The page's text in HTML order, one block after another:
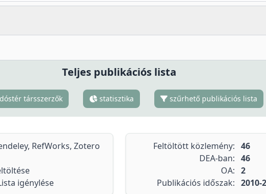
Teljes publikációs lista
társszerzők statisztika szűrhető publikációs lista
RefWorks, Zotero
igénylése
Feltöltött közlemény: 46
DEA-ban: 46
OA: 2
Publikációs időszak: 2010-